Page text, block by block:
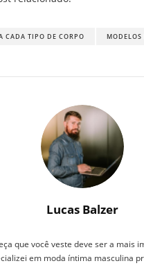
CADA TIPO DE CORPO MODELOS
Lucas Balzer
que você veste deve ser a mais
em moda íntima masculina